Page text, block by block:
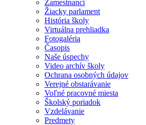
Zamestnanci
Žiacky parlament
História školy
Virtuálna prehliadka
Fotogaléria
Časopis
Naše úspechy
Video archív školy
Ochrana osobných údajov
Verejné obstarávanie
Voľné pracovné miesta
Školský poriadok
Vzdelávanie
Predmety